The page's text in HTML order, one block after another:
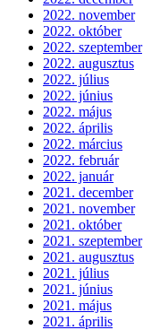
2022. november
2022. október
2022. szeptember
2022. augusztus
2022. július
2022. június
2022. május
2022. április
2022. március
2022. február
2022. január
2021. december
2021. november
2021. október
2021. szeptember
2021. augusztus
2021. július
2021. június
2021. május
2021. április